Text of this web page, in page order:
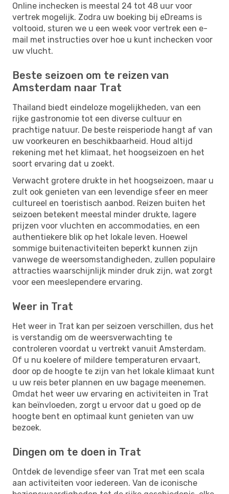
Online inchecken is meestal 24 tot 48 uur voor
vertrek mogelijk. Zodra uw boeking bij eDreams is
voltooid, sturen we u een week voor vertrek een e-
mail met instructies over hoe u kunt inchecken voor
uw vlucht.
Beste seizoen om te reizen van
Amsterdam naar Trat
Thailand biedt eindeloze mogelijkheden, van een
rijke gastronomie tot een diverse cultuur en
prachtige natuur. De beste reisperiode hangt af van
uw voorkeuren en beschikbaarheid. Houd altijd
rekening met het klimaat, het hoogseizoen en het
soort ervaring dat u zoekt.
Verwacht grotere drukte in het hoogseizoen, maar u
zult ook genieten van een levendige sfeer en meer
cultureel en toeristisch aanbod. Reizen buiten het
seizoen betekent meestal minder drukte, lagere
prijzen voor vluchten en accommodaties, en een
authentiekere blik op het lokale leven. Hoewel
sommige buitenactiviteiten beperkt kunnen zijn
vanwege de weersomstandigheden, zullen populaire
attracties waarschijnlijk minder druk zijn, wat zorgt
voor een meeslependere ervaring.
Weer in Trat
Het weer in Trat kan per seizoen verschillen, dus het
is verstandig om de weersverwachting te
controleren voordat u vertrekt vanuit Amsterdam.
Of u nu koelere of mildere temperaturen ervaart,
door op de hoogte te zijn van het lokale klimaat kunt
u uw reis beter plannen en uw bagage meenemen.
Omdat het weer uw ervaring en activiteiten in Trat
kan beïnvloeden, zorgt u ervoor dat u goed op de
hoogte bent en optimaal kunt genieten van uw
bezoek.
Dingen om te doen in Trat
Ontdek de levendige sfeer van Trat met een scala
aan activiteiten voor iedereen. Van de iconische